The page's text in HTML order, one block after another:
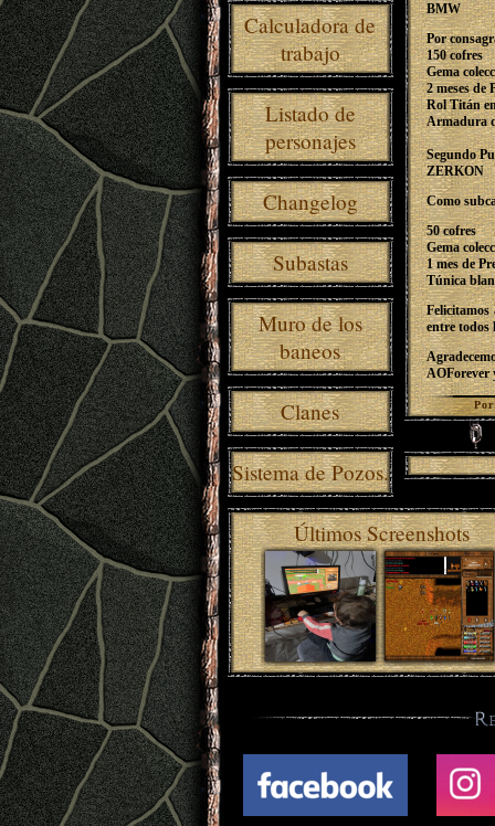
Calculadora de
trabajo
Listado de
personajes
Changelog
Subastas
Muro de los
baneos
Clanes
Sistema de Pozos.
BMW
Por
150 cofres
Gema
2 meses de
Rol Titán
Armadura
Segundo
ZERKON
Como
50 cofres
Gema
1 mes de
Túnica
entre todos
AOForever
Últimos Screenshots